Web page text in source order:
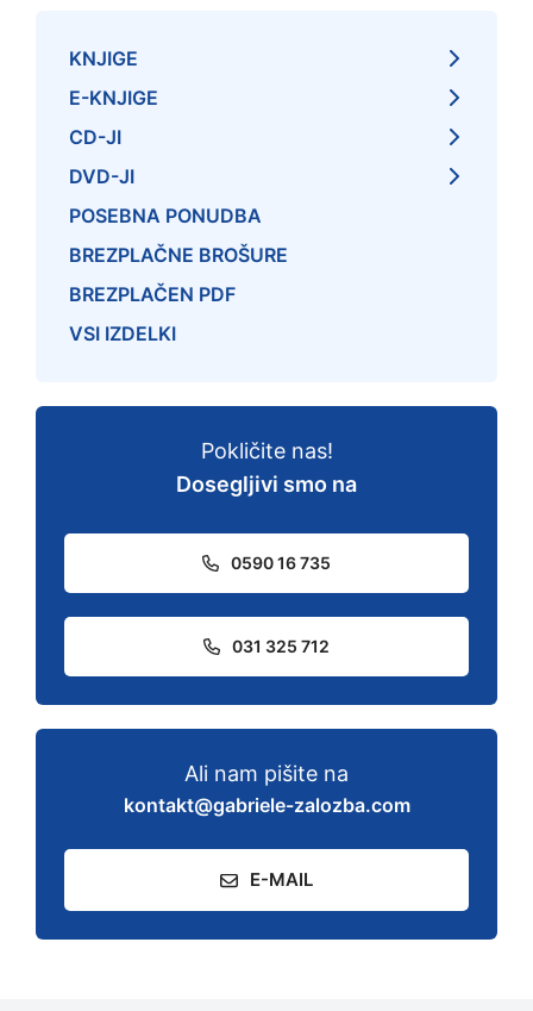
KNJIGE
E-KNJIGE
CD-JI
DVD-JI
POSEBNA PONUDBA
BREZPLAČNE BROŠURE
BREZPLAČEN PDF
VSI IZDELKI
Pokličite nas!
Dosegljivi smo na
0590 16 735
031 325 712
Ali nam pišite na
kontakt@gabriele-zalozba.com
E-MAIL